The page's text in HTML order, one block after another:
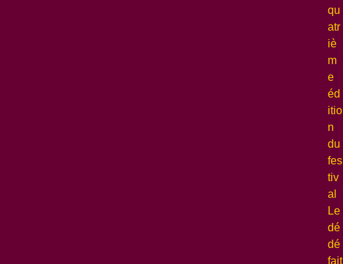
qu
atr
iè
m
e
éd
itio
n
du
fes
tiv
al
Le
dé
dé
fait